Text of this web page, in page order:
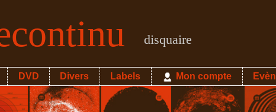
disquaire
DVD Divers Labels Mon compte